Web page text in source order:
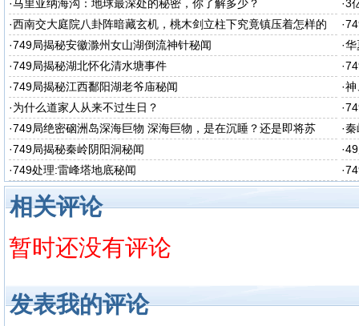
·马里亚纳海沟：地球最深处的秘密，你了解多少？ ·3
·西南交大庭院八卦阵暗藏玄机，桃木剑立柱下究竟镇压着怎样的
秘密呢
·
·749局揭秘安徽滁州女山湖倒流神针秘闻 ·华
·749局揭秘湖北怀化清水塘事件 ·
·749局揭秘江西鄱阳湖老爷庙秘闻 ·神
·为什么道家人从来不过生日？ ·
·749局绝密硇洲岛深海巨物 深海巨物，是在沉睡？还是即将苏
醒？
·秦
·749局揭秘秦岭阴阳洞秘闻 ·
·749处理:雷峰塔地底秘闻 ·
相关评论
暂时还没有评论
发表我的评论